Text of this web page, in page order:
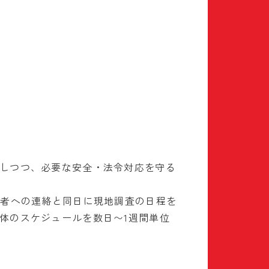
つつ、必要な安全・法令対応を守る
への連絡と同日に現地調査の日程を
のスケジュールを数日〜1週間単位